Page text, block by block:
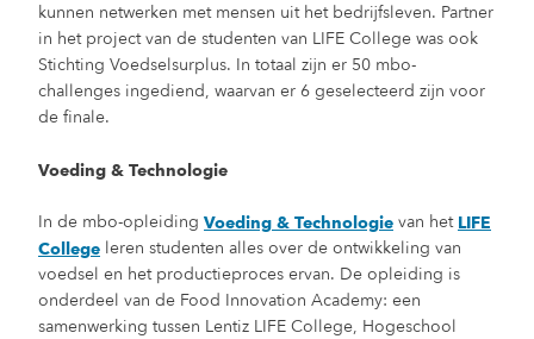
kunnen netwerken met mensen uit het bedrijfsleven. Partner
in het project van de studenten van LIFE College was ook
Stichting Voedselsurplus. In totaal zijn er 50 mbo-
challenges ingediend, waarvan er 6 geselecteerd zijn voor
de finale.
Voeding & Technologie
In de mbo-opleiding Voeding & Technologie van het LIFE
College leren studenten alles over de ontwikkeling van
voedsel en het productieproces ervan. De opleiding is
onderdeel van de Food Innovation Academy: een
samenwerking tussen Lentiz LIFE College, Hogeschool